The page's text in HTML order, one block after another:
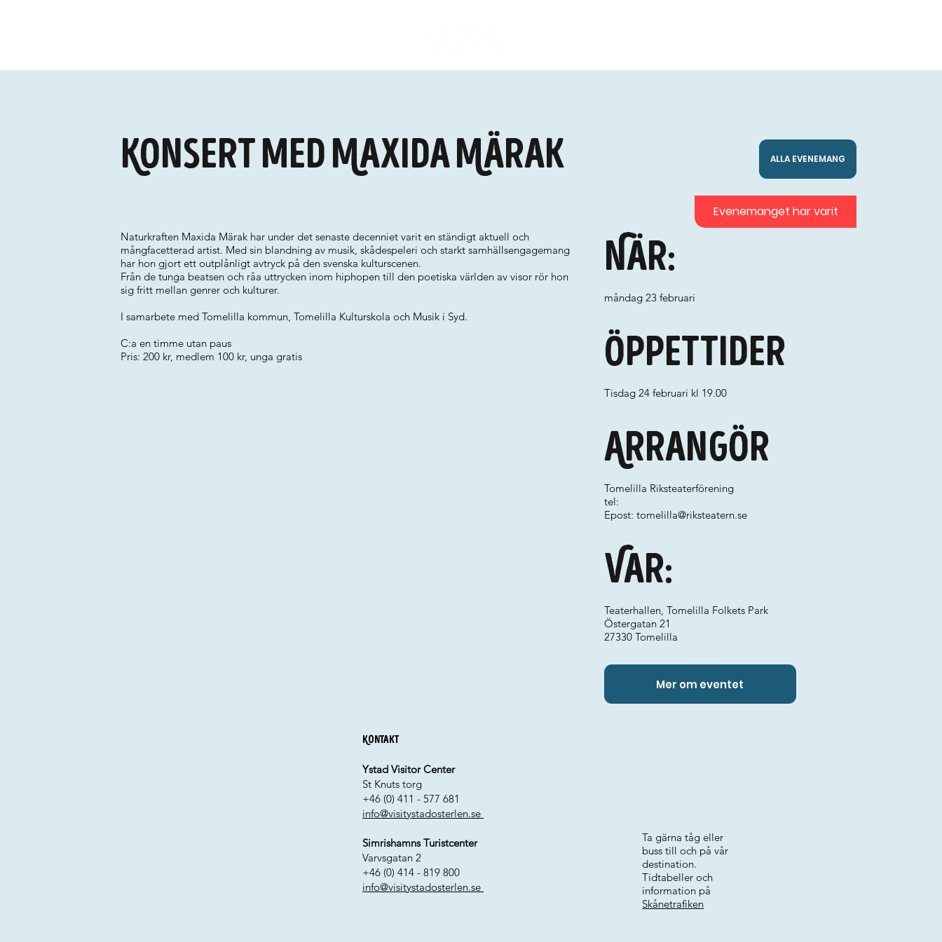
Konsert med Maxida Märak ALLA EVENEMANG
Naturkraften Maxida Märak har under det senaste decenniet varit en ständigt aktuell och
mångfacetterad artist. Med sin blandning av musik, skådespeleri och starkt samhällsengagemang
har hon gjort ett outplånligt avtryck på den svenska kulturscenen.
Från de tunga beatsen och råa uttrycken inom hiphopen till den poetiska världen av visor rör hon
sig fritt mellan genrer och kulturer.
I samarbete med Tomelilla kommun, Tomelilla Kulturskola och Musik i Syd.
C:a en timme utan paus
Pris: 200 kr, medlem 100 kr, unga gratis
När:
måndag 23 februari
Var:
Arrangör
Tomelilla Riksteaterförening
tel:
Epost: tomelilla@riksteatern.se
Teaterhallen, Tomelilla Folkets Park
Östergatan 21
27330 Tomelilla
Öppettider
Tisdag 24 februari kl 19.00
Mer om eventet
Evenemanget har varit
Kontakt
Ystad Visitor Center
St Knuts torg
+46 (0) 411 - 577 681
info@visitystadosterlen.se
Simrishamns Turistcenter
Varvsgatan 2
+46 (0) 414 - 819 800
info@visitystadosterlen.se
Ta gärna tåg eller
buss till och på vår
destination.
Tidtabeller och
information på
Skånetrafiken